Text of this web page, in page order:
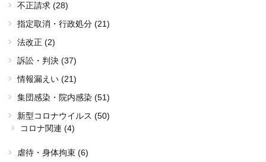
不正請求 (28)
指定取消・行政処分 (21)
法改正 (2)
訴訟・判決 (37)
情報漏えい (21)
集団感染・院内感染 (51)
新型コロナウイルス (50)
コロナ関連 (4)
虐待・身体拘束 (6)